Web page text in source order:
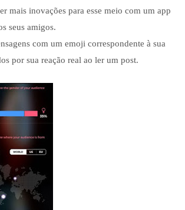
mais inovações para esse meio com um app
seus amigos.
com um emoji correspondente à sua
por sua reação real ao ler um post.